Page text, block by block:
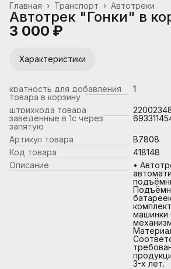
Автотреки
Транспорт ›
Главная ›
Автотрек "Гонки" в
3 000 ₽
Характеристики
кратность для добавления
товара в корзину
1
штрихкода товара
заведенные в 1с через
запятую
Артикул товара
B7808
Код товара
418148
Описание
•
машинки
3-х лет.